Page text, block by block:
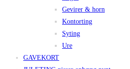
Gevirer & horn
Kontorting
Syting
Ure
GAVEKORT